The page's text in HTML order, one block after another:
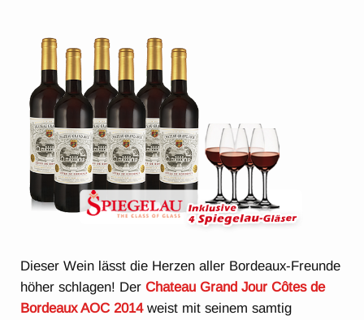
Dieser Wein lässt die Herzen aller Bordeaux-Freunde
höher schlagen! DerChateau Grand Jour Côtes de
Bordeaux AOC 2014weist mit seinem samtig